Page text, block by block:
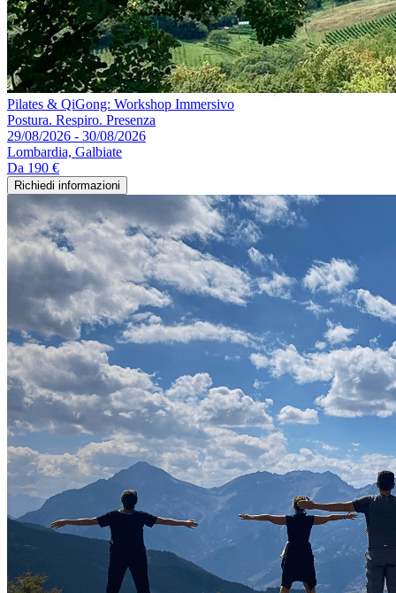
Pilates & QiGong: Workshop Immersivo
Postura. Respiro. Presenza
29/08/2026 - 30/08/2026
Lombardia, Galbiate
Da 190 €
Richiedi informazioni